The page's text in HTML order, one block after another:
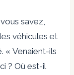
savez,
véhicules et
« Venaient-ils
? Où est-il